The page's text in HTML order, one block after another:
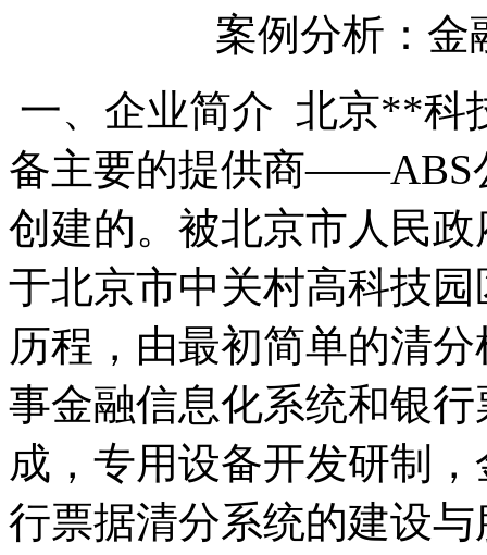
案例分析：金
一、企业简介 北京**科
备主要的提供商——ABS
创建的。被北京市人民
于北京市中关村高科技
历程，由最初简单的清
事金融信息化系统和银
成，专用设备开发研制
行票据清分系统的建设